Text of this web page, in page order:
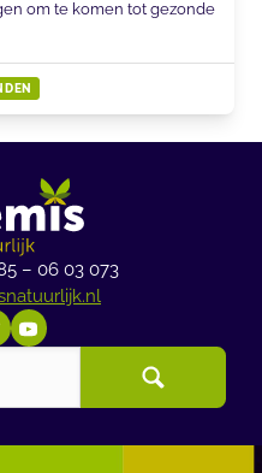
om te komen tot gezonde
– 06 03 073